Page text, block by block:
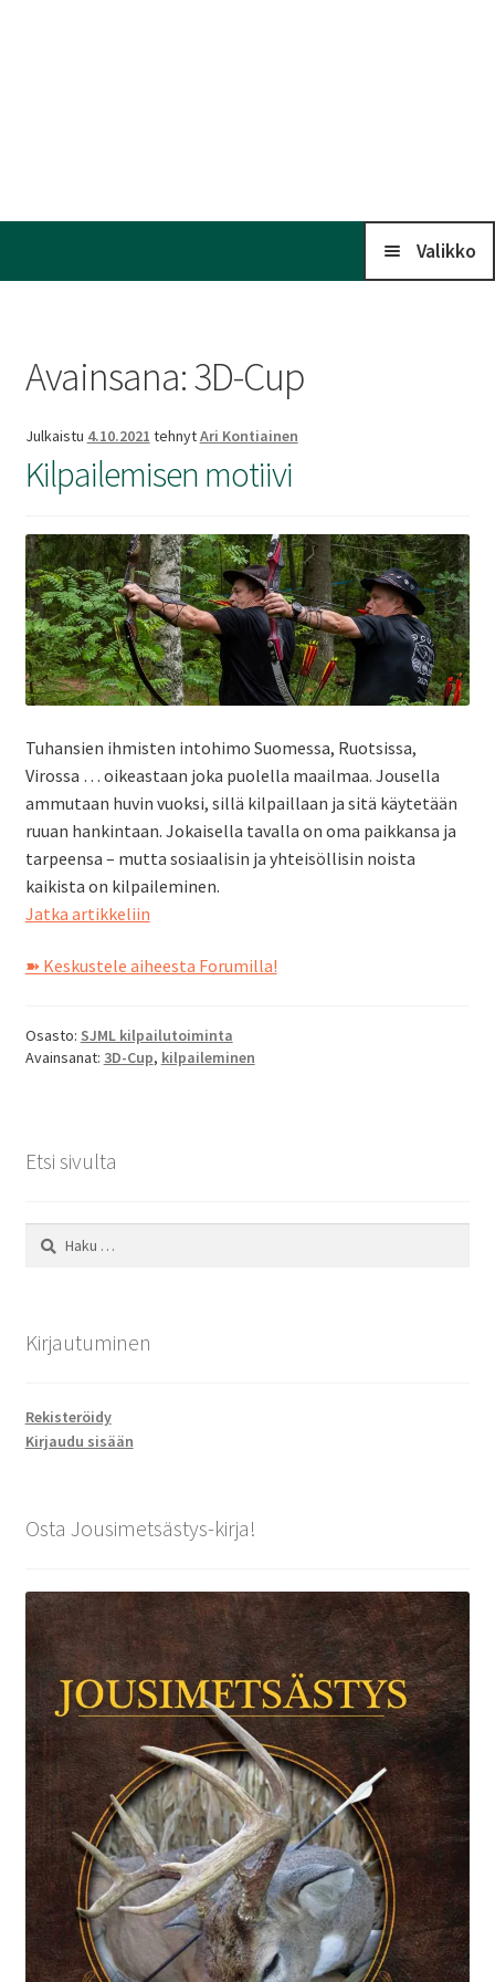
Valikko
Kalenteri
Liitto
Metsästys
Materiaali
Forum
Linkit
Jäsenyys
Avainsana:3D-Cup
Julkaistu 4.10.2021 tehnytAri Kontiainen
Kilpailemisen motiivi
Tuhansien ihmisten intohimo Suomessa, Ruotsissa,
Virossa … oikeastaan joka puolella maailmaa. Jousella
ammutaan huvin vuoksi, sillä kilpaillaan ja sitä käytetään
ruuan hankintaan. Jokaisella tavalla on oma paikkansa ja
tarpeensa – mutta sosiaalisin ja yhteisöllisin noista
kaikista on kilpaileminen.
Jatka artikkeliinKilpailemisen
➽ Keskustele aiheesta Forumilla!
Osasto: SJML kilpailutoiminta
Avainsanat: 3D-Cup, kilpaileminen
Etsi sivulta
Haku:
Kirjautuminen
Rekisteröidy
Kirjaudu sisään
Osta Jousimetsästys-kirja!